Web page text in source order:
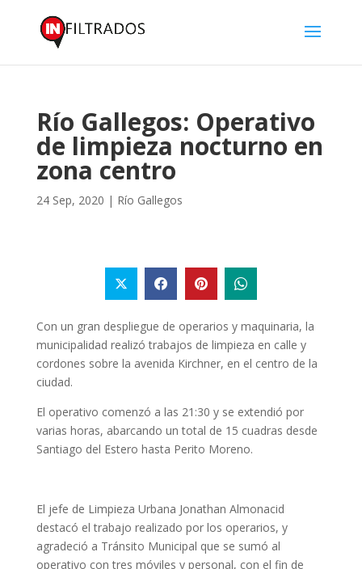
Río Gallegos: Operativo
de limpieza nocturno en
zona centro
24 Sep, 2020 | Río Gallegos
Con un gran despliegue de operarios y maquinaria, la
municipalidad realizó trabajos de limpieza en calle y
cordones sobre la avenida Kirchner, en el centro de la
ciudad.
El operativo comenzó a las 21:30 y se extendió por
varias horas, abarcando un total de 15 cuadras desde
Santiago del Estero hasta Perito Moreno.
El jefe de Limpieza Urbana Jonathan Almonacid
destacó el trabajo realizado por los operarios, y
agradeció a Tránsito Municipal que se sumó al
operativo con tres móviles y personal, con el fin de